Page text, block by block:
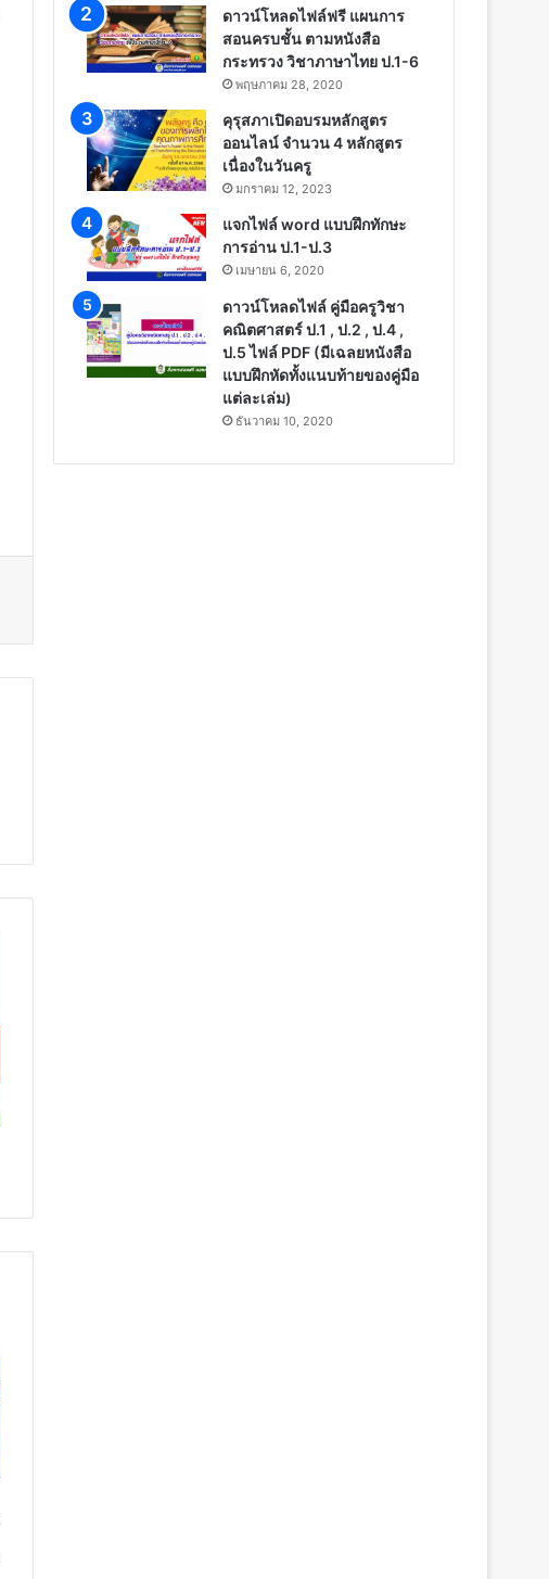
ดาวน์โหลดไฟล์ฟรี แผนการ
สอนครบชั้น ตามหนังสือ
กระทรวง วิชาภาษาไทย ป.1-6
พฤษภาคม 28, 2020
คุรุสภาเปิดอบรมหลักสูตร
ออนไลน์ จำนวน 4 หลักสูตร
เนื่องในวันครู
มกราคม 12, 2023
แจกไฟล์ word แบบฝึกทักษะ
การอ่าน ป.1-ป.3
เมษายน 6, 2020
ดาวน์โหลดไฟล์ คู่มือครูวิชา
คณิตศาสตร์ ป.1 , ป.2 , ป.4 ,
ป.5 ไฟล์ PDF (มีเฉลยหนังสือ
แบบฝึกหัดทั้งแนบท้ายของคู่มือ
แต่ละเล่ม)
ธันวาคม 10, 2020